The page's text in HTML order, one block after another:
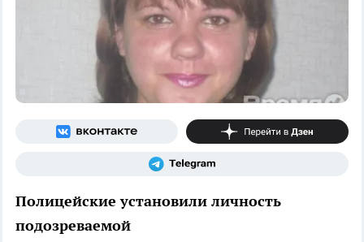
Полицейские установили личность
подозреваемой